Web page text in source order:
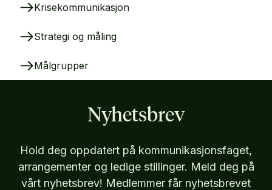
Krisekommunikasjon
Strategi og måling
Målgrupper
Nyhetsbrev
Hold deg oppdatert på kommunikasjonsfaget,
arrangementer og ledige stillinger. Meld deg på
vårt nyhetsbrev! Medlemmer får nyhetsbrevet